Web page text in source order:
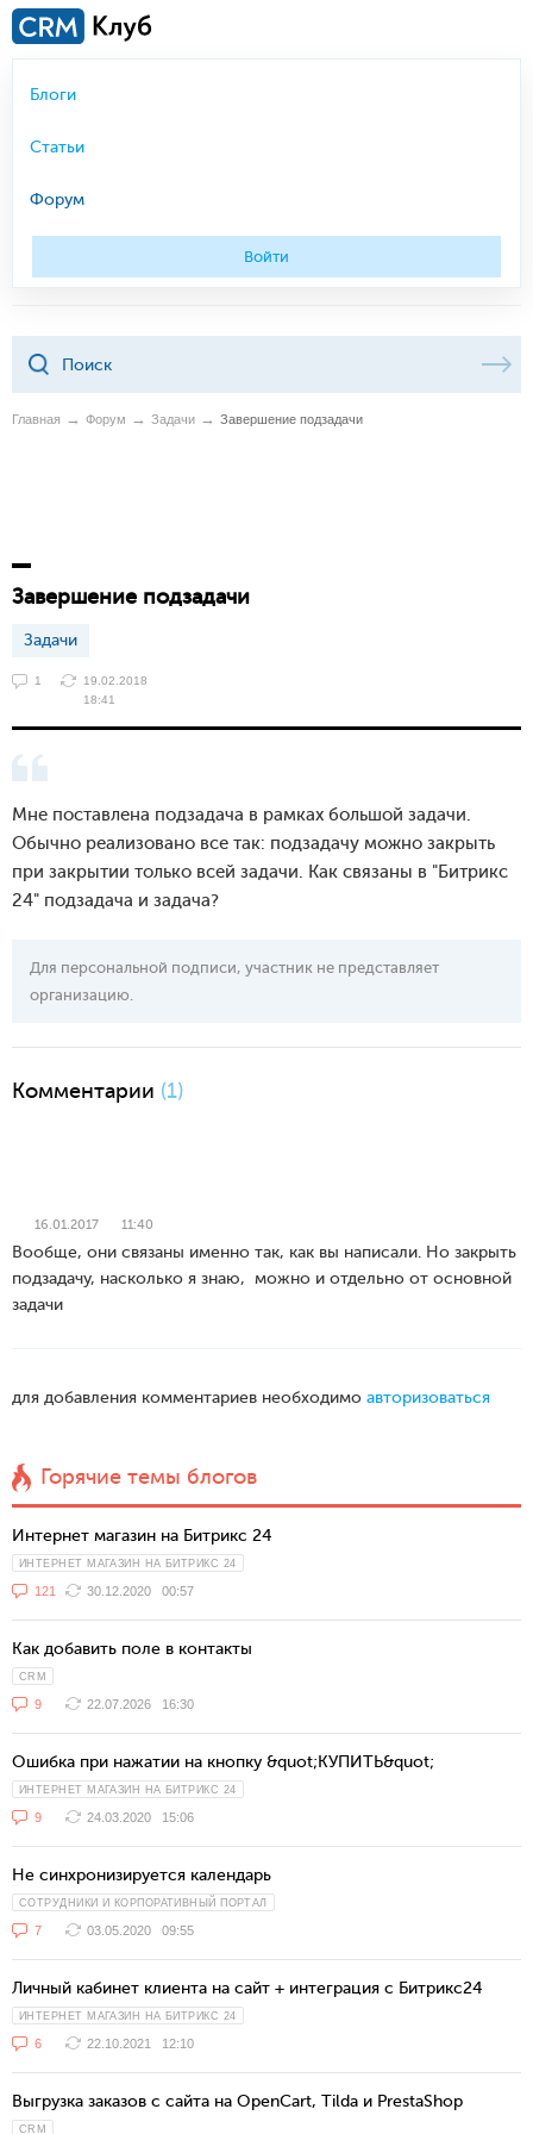
Блоги
Статьи
Форум
Войти
Главная Форум Задачи Завершение подзадачи
Завершение подзадачи
Задачи
1
19.02.2018
18:41
Мне поставлена подзадача в рамках большой задачи.
Обычно реализовано все так: подзадачу можно закрыть
при закрытии только всей задачи. Как связаны в "Битрикс
24" подзадача и задача?
Для персональной подписи, участник не представляет
организацию.
Комментарии (1)
16.01.2017 11:40
Вообще, они связаны именно так, как вы написали. Но закрыть
подзадачу, насколько я знаю, можно и отдельно от основной
задачи
для добавления комментариев необходимо авторизоваться
Горячие темы блогов
Интернет магазин на Битрикс 24
ИНТЕРНЕТ МАГАЗИН НА БИТРИКС 24
121 30.12.2020 00:57
Как добавить поле в контакты
CRM
9 22.07.2026 16:30
Ошибка при нажатии на кнопку &quot;КУПИТЬ&quot;
ИНТЕРНЕТ МАГАЗИН НА БИТРИКС 24
9 24.03.2020 15:06
Не синхронизируется календарь
СОТРУДНИКИ И КОРПОРАТИВНЫЙ ПОРТАЛ
7 03.05.2020 09:55
Личный кабинет клиента на сайт + интеграция с Битрикс24
ИНТЕРНЕТ МАГАЗИН НА БИТРИКС 24
6 22.10.2021 12:10
Выгрузка заказов с сайта на OpenCart, Tilda и PrestaShop
CRM